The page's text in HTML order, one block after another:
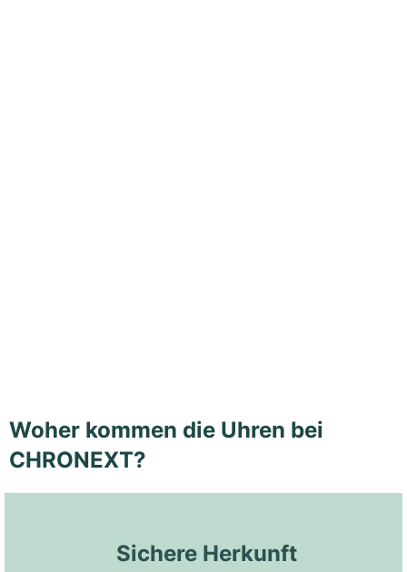
Woher kommen die Uhren bei
CHRONEXT?
Sichere Herkunft